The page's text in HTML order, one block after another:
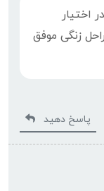
اختیار
زنگی موفق
پاسخ دهید